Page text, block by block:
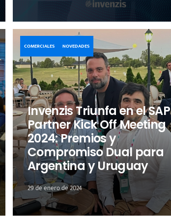
Invenzis Triunfa en el SAP
Partner Kick Off Meeting
2024: Premios y
Compromiso Dual para
Argentina y Uruguay
29 de enero de 2024
COMERCIALES NOVEDADES